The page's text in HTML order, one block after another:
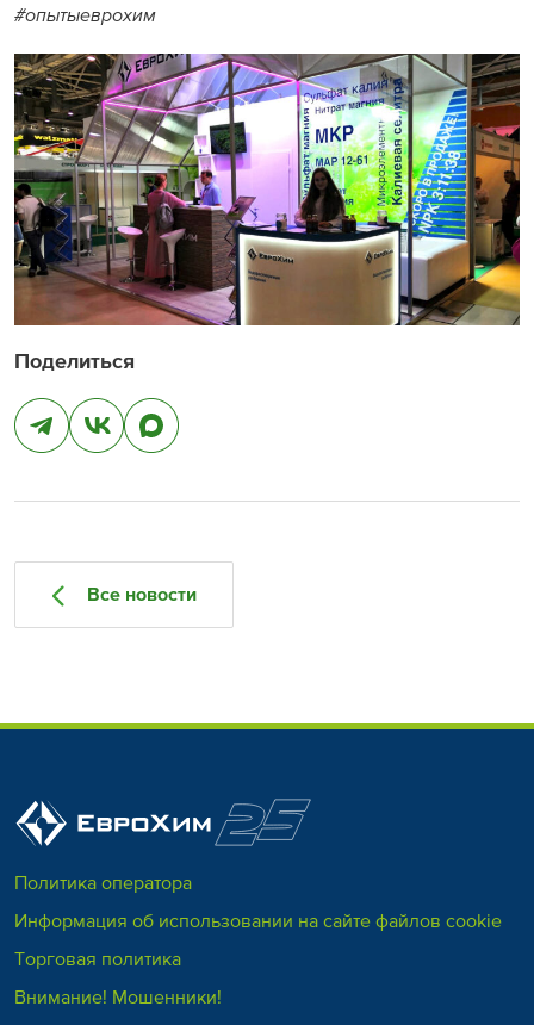
#опытыеврохим
Поделиться
Все новости
Политика оператора
Информация об использовании на сайте файлов cookie
Торговая политика
Внимание! Мошенники!